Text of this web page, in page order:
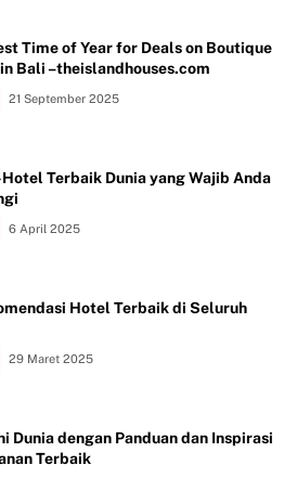
Time of Year for Deals on Boutique
Bali –theislandhouses.com
21 September 2025
Terbaik Dunia yang Wajib Anda
6 April 2025
Hotel Terbaik di Seluruh
29 Maret 2025
Dunia dengan Panduan dan Inspirasi
Terbaik